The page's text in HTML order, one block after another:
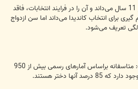
قانون از یک سو کودک را زیر 11 سال می‌داند و آن را در فرایند انتخابات، فاقد
برای انتخاب کاندیدا می‌داند اما سن ازدواج
یک فعال حقوق کودک گفت: متاسفانه براساس آمارهای رسمی بیش از 950
آنها دختر هستند.